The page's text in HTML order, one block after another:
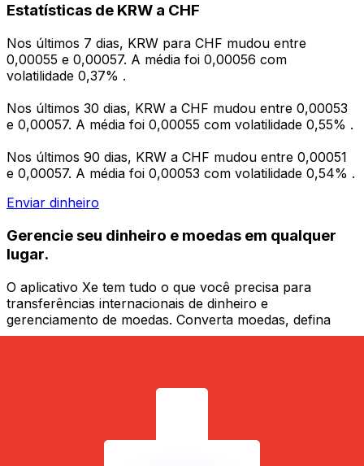
Estatísticas de KRW a CHF
Nos últimos 7 dias, KRW para CHF mudou entre
0,00055 e 0,00057. A média foi 0,00056 com
volatilidade 0,37% .
Nos últimos 30 dias, KRW a CHF mudou entre 0,00053
e 0,00057. A média foi 0,00055 com volatilidade 0,55% .
Nos últimos 90 dias, KRW a CHF mudou entre 0,00051
e 0,00057. A média foi 0,00053 com volatilidade 0,54% .
Enviar dinheiro
Gerencie seu dinheiro e moedas em qualquer
lugar.
O aplicativo Xe tem tudo o que você precisa para
transferências internacionais de dinheiro e
gerenciamento de moedas. Converta moedas, defina
alertas de taxas de câmbio e transfira dinheiro para o